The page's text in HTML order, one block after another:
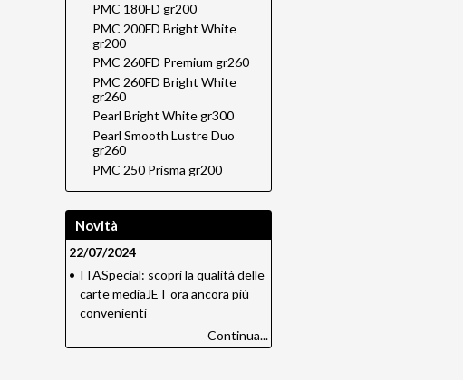
PMC 180FD gr200
PMC 200FD Bright White
gr200
PMC 260FD Premium gr260
PMC 260FD Bright White
gr260
Pearl Bright White gr300
Pearl Smooth Lustre Duo
gr260
PMC 250 Prisma gr200
Novità
22/07/2024
• ITASpecial: scopri la qualità delle
carte mediaJET ora ancora più
convenienti
Continua...